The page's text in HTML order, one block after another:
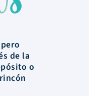
de la
o